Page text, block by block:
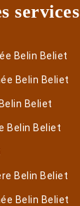
services
Belin Beliet
Belin Beliet
Beliet
Belin Beliet
Belin Beliet
Belin Beliet